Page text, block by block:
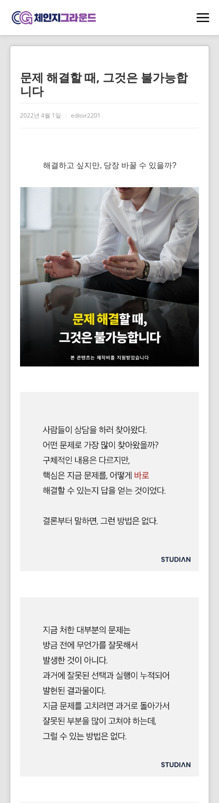
문제 해결할 때, 그것은 불가능합
니다
2022년 4월 1일 editor2201
해결하고 싶지만, 당장 바꿀 수 있을까?